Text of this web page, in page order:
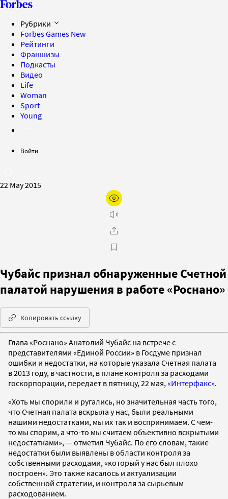
Рубрики
Forbes Games New
Рейтинги
Франшизы
Подкасты
Видео
Life
Woman
Sport
Young
Войти
22 May 2015
Чубайс признал обнаруженные Счетной
палатой нарушения в работе «Роснано»
Копировать ссылку
Глава «Роснано» Анатолий Чубайс на встрече с
представителями «Единой России» в Госдуме признал
ошибки и недостатки, на которые указала Счетная палата
в 2013 году, в частности, в плане контроля за расходами
госкорпорации, передает в пятницу, 22 мая, «Интерфакс».
«Хоть мы спорили и ругались, но значительная часть того,
что Счетная палата вскрыла у нас, были реальными
нашими недостатками, мы их так и воспринимаем. С чем-
то мы спорим, а что-то мы считаем объективно вскрытыми
недостатками», — отметил Чубайс. По его словам, такие
недостатки были выявлены в области контроля за
собственными расходами, «который у нас был плохо
построен». Это также касалось и актуализации
собственной стратегии, и контроля за сырьевым
расходованием.